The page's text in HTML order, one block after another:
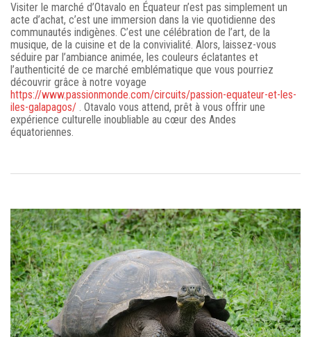
Visiter le marché d’Otavalo en Équateur n’est pas simplement un
acte d’achat, c’est une immersion dans la vie quotidienne des
communautés indigènes. C’est une célébration de l’art, de la
musique, de la cuisine et de la convivialité. Alors, laissez-vous
séduire par l’ambiance animée, les couleurs éclatantes et
l’authenticité de ce marché emblématique que vous pourriez
découvrir grâce à notre voyage
https://www.passionmonde.com/circuits/passion-equateur-et-les-
iles-galapagos/ . Otavalo vous attend, prêt à vous offrir une
expérience culturelle inoubliable au cœur des Andes
équatoriennes.